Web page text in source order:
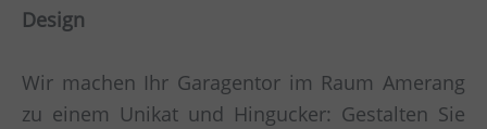
Design
Wir machen Ihr Garagentor im Raum Amerang
zu einem Unikat und Hingucker: Gestalten Sie